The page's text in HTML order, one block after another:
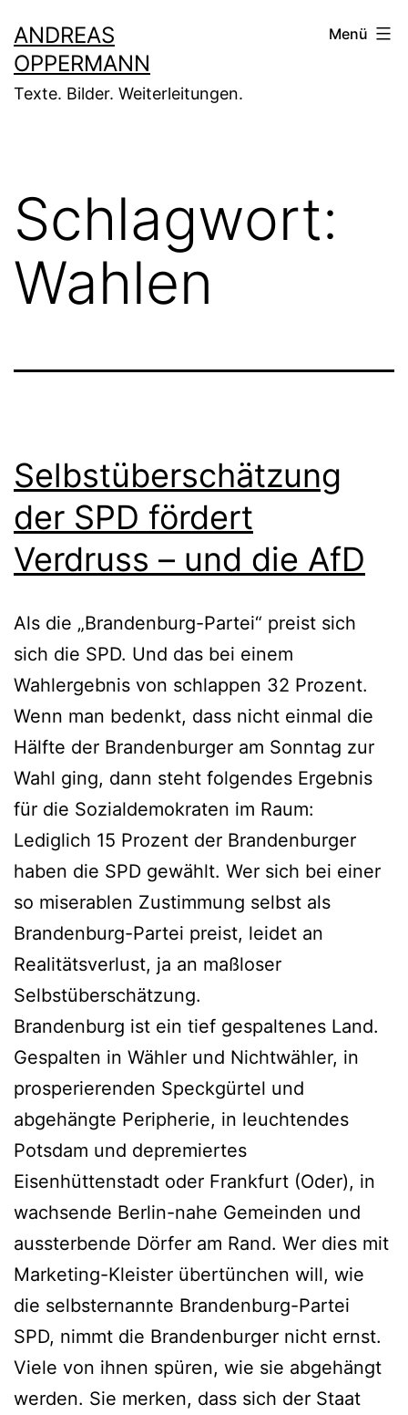
Inhalt
springen
ANDREAS
OPPERMANN
Texte. Bilder. Weiterleitungen.
Menü
Schlagwort:
Wahlen
Selbstüberschätzung
der SPD fördert
Verdruss – und die AfD
Als die „Brandenburg-Partei“ preist sich
sich die SPD. Und das bei einem
Wahlergebnis von schlappen 32 Prozent.
Wenn man bedenkt, dass nicht einmal die
Hälfte der Brandenburger am Sonntag zur
Wahl ging, dann steht folgendes Ergebnis
für die Sozialdemokraten im Raum:
Lediglich 15 Prozent der Brandenburger
haben die SPD gewählt. Wer sich bei einer
so miserablen Zustimmung selbst als
Brandenburg-Partei preist, leidet an
Realitätsverlust, ja an maßloser
Selbstüberschätzung.
Brandenburg ist ein tief gespaltenes Land.
Gespalten in Wähler und Nichtwähler, in
prosperierenden Speckgürtel und
abgehängte Peripherie, in leuchtendes
Potsdam und depremiertes
Eisenhüttenstadt oder Frankfurt (Oder), in
wachsende Berlin-nahe Gemeinden und
aussterbende Dörfer am Rand. Wer dies mit
Marketing-Kleister übertünchen will, wie
die selbsternannte Brandenburg-Partei
SPD, nimmt die Brandenburger nicht ernst.
Viele von ihnen spüren, wie sie abgehängt
werden. Sie merken, dass sich der Staat